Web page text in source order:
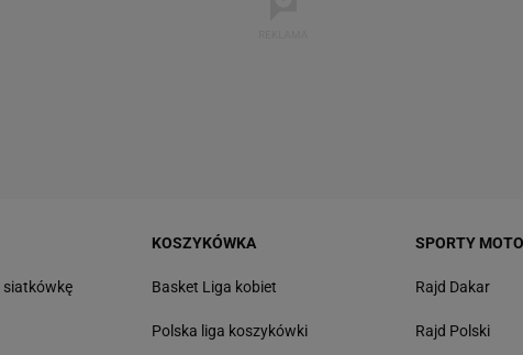
siatkówkę
KOSZYKÓWKA
Basket Liga kobiet
Polska liga koszykówki
SPORTY
Rajd Dakar
Rajd Polski